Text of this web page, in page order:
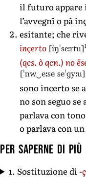
il futuro appare
l’avvegnî o pâ
esitante; che
inçerto [iŋˈsɛːrtu]
(qcs. ò qcn.) no
[ˈnw‿eːse seˈɡyːu]
sono incerto se
no son seguo se
parlava con
o parlava con
Per saperne di più
1. Sostituzione di -